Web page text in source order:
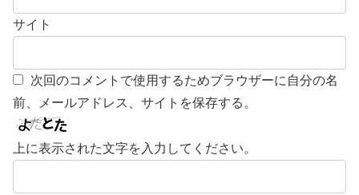
サイト
次回のコメントで使用するためブラウザーに自分の名
前、メールアドレス、サイトを保存する。
上に表示された文字を入力してください。